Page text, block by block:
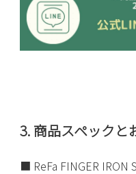
3. 商品スペックと
■ ReFa FINGER IRON